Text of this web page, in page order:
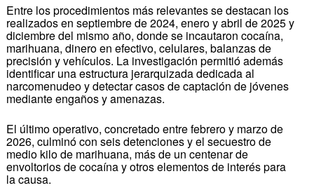
Entre los procedimientos más relevantes se destacan los
realizados en septiembre de 2024, enero y abril de 2025 y
diciembre del mismo año, donde se incautaron cocaína,
marihuana, dinero en efectivo, celulares, balanzas de
precisión y vehículos. La investigación permitió además
identificar una estructura jerarquizada dedicada al
narcomenudeo y detectar casos de captación de jóvenes
mediante engaños y amenazas.
El último operativo, concretado entre febrero y marzo de
2026, culminó con seis detenciones y el secuestro de
medio kilo de marihuana, más de un centenar de
envoltorios de cocaína y otros elementos de interés para
la causa.